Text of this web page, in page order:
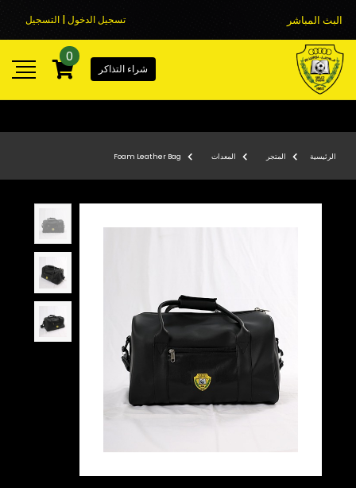
البث المباشر تسجيل الدخول | التسجيل
شراء التذاكر
0
الرئيسية المتجر المعدات Foam Leather Bag